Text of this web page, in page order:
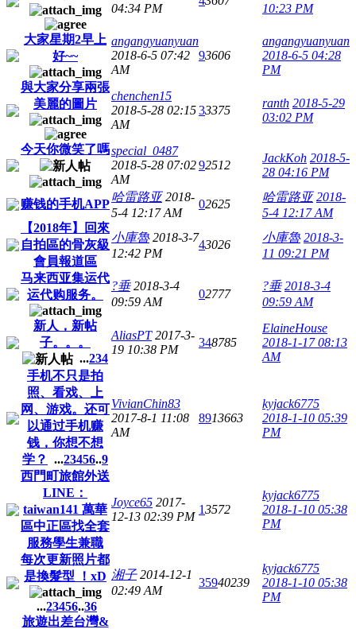
04:34 PM
10:23 PM
大家星期2早上
好~~
angangyuanyuan
2018-6-5 07:42
AM
93606
angangyuanyuan
2018-6-5 04:28
PM
與大家分享兩張
美麗的圖片
chenchen15
2018-5-28 02:15
AM
33375
ranth 2018-5-29
03:02 PM
今天你微笑了嗎special_0487
2018-5-28 07:02
AM
92512
JackKoh 2018-5-
28 04:16 PM
赚钱的手机APP
哈雷路亚 2018-
5-4 12:17 AM
02625
哈雷路亚 2018-
5-4 12:17 AM
【2018年】回來
自拍區的骨灰級
會員報道區
小庫魯 2018-3-7
12:42 PM
43026
小庫魯 2018-3-
11 09:21 PM
马来西亚集运代
运代购服务。
?垂 2018-3-4
09:59 AM
02777
?垂 2018-3-4
09:59 AM
新人，新帖
子。。。
...234
AliasPT 2017-3-
19 10:38 PM
348785
ElaineHouse
2018-1-17 08:13
AM
手机不只是拍
照、看戏、上
网、游戏。还可
以通过手机赚
钱，你想不想
学？
...23456..9
VivianChin83
2017-8-1 11:08
AM
8913663
kyjack6775
2018-1-10 05:39
PM
西門町旅館外送
LINE：
taiwan141 萬華
區中正區找全套
服務學生兼職
Joyce65 2017-
12-13 02:39 PM
13572
kyjack6775
2018-1-10 05:38
PM
每次更新照片都
是換髮型 ！xD
...23456..36
湘子 2014-12-1
02:49 AM
35940239
kyjack6775
2018-1-10 05:38
PM
旅遊出差台灣&